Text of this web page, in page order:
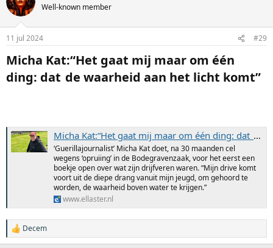
Well-known member
11 jul 2024 #29
Micha Kat:“Het gaat mij maar om één
ding: dat de waarheid aan het licht komt”​
Micha Kat:“Het gaat mij maar om één ding: dat de waarheid aan het licht komt” - Ellaster
‘Guerillajournalist’ Micha Kat doet, na 30 maanden cel
wegens ‘opruiing’ in de Bodegravenzaak, voor het eerst een
boekje open over wat zijn drijfveren waren. “Mijn drive komt
voort uit de diepe drang vanuit mijn jeugd, om gehoord te
worden, de waarheid boven water te krijgen.”
www.ellaster.nl
W
a
Decem